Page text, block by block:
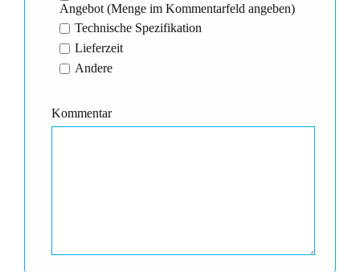
Angebot (Menge im Kommentarfeld angeben)
Technische Spezifikation
Lieferzeit
Andere
Kommentar